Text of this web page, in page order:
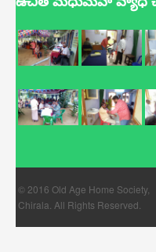
© 2016 Old Age Home Society,
Chirala . All Rights Reserved.